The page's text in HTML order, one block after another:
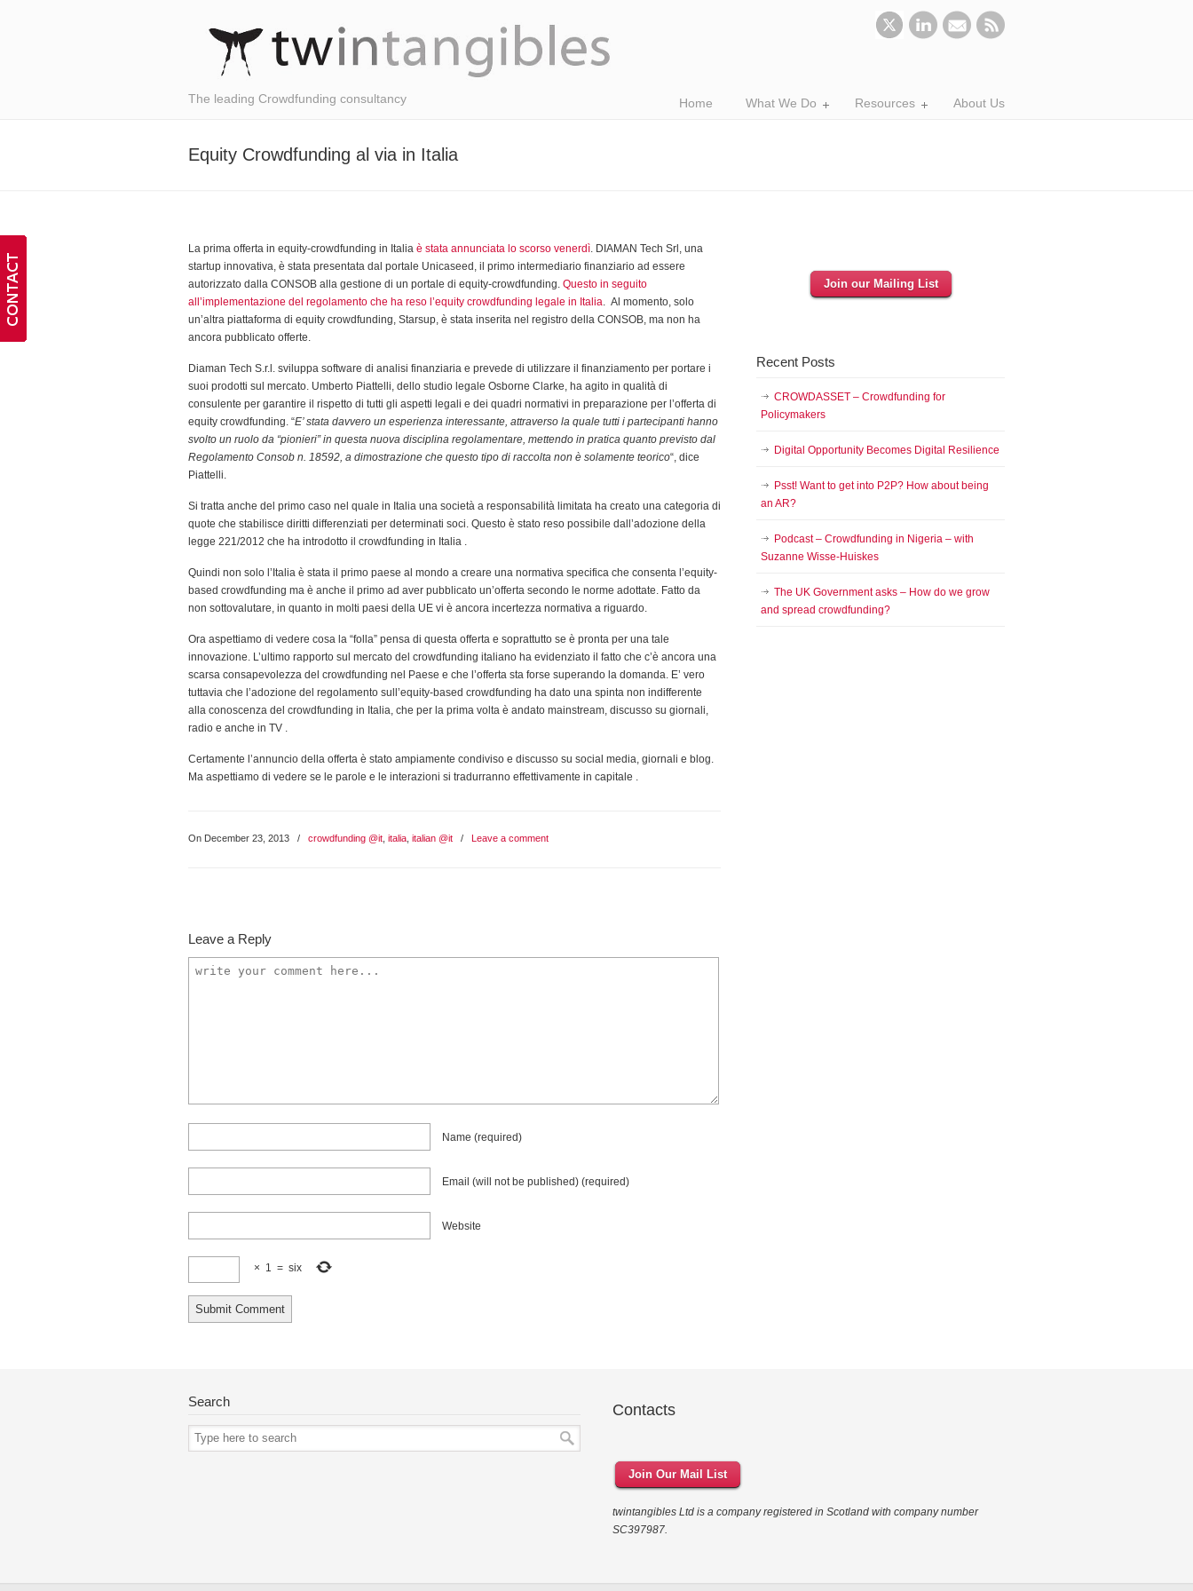
The leading Crowdfunding consultancy Home What We Do Resources About Us
Equity Crowdfunding al via in Italia
La prima offerta in equity-crowdfunding in Italia è stata annunciata lo scorso venerdì. DIAMAN Tech Srl, una
startup innovativa, è stata presentata dal portale Unicaseed, il primo intermediario finanziario ad essere
autorizzato dalla CONSOB alla gestione di un portale di equity-crowdfunding. Questo in seguito
all’implementazione del regolamento che ha reso l’equity crowdfunding legale in Italia. Al momento, solo
un’altra piattaforma di equity crowdfunding, Starsup, è stata inserita nel registro della CONSOB, ma non ha
ancora pubblicato offerte.
Diaman Tech S.r.l. sviluppa software di analisi finanziaria e prevede di utilizzare il finanziamento per portare i
suoi prodotti sul mercato. Umberto Piattelli, dello studio legale Osborne Clarke, ha agito in qualità di
consulente per garantire il rispetto di tutti gli aspetti legali e dei quadri normativi in preparazione per l’offerta di
equity crowdfunding. “E’ stata davvero un esperienza interessante, attraverso la quale tutti i partecipanti hanno
svolto un ruolo da “pionieri” in questa nuova disciplina regolamentare, mettendo in pratica quanto previsto dal
Regolamento Consob n. 18592, a dimostrazione che questo tipo di raccolta non è solamente teorico“, dice
Piattelli.
Si tratta anche del primo caso nel quale in Italia una società a responsabilità limitata ha creato una categoria di
quote che stabilisce diritti differenziati per determinati soci. Questo è stato reso possibile dall’adozione della
legge 221/2012 che ha introdotto il crowdfunding in Italia .
Quindi non solo l’Italia è stata il primo paese al mondo a creare una normativa specifica che consenta l’equity-
based crowdfunding ma è anche il primo ad aver pubblicato un’offerta secondo le norme adottate. Fatto da
non sottovalutare, in quanto in molti paesi della UE vi è ancora incertezza normativa a riguardo.
Ora aspettiamo di vedere cosa la “folla” pensa di questa offerta e soprattutto se è pronta per una tale
innovazione. L’ultimo rapporto sul mercato del crowdfunding italiano ha evidenziato il fatto che c’è ancora una
scarsa consapevolezza del crowdfunding nel Paese e che l’offerta sta forse superando la domanda. E’ vero
tuttavia che l’adozione del regolamento sull’equity-based crowdfunding ha dato una spinta non indifferente
alla conoscenza del crowdfunding in Italia, che per la prima volta è andato mainstream, discusso su giornali,
radio e anche in TV .
Certamente l’annuncio della offerta è stato ampiamente condiviso e discusso su social media, giornali e blog.
Ma aspettiamo di vedere se le parole e le interazioni si tradurranno effettivamente in capitale .
On December 23, 2013 / crowdfunding @it italia italian @it / Leave a comment
Leave a Reply
Name (required)
Email (will not be published) (required)
Website
× 1 = six
Join our Mailing List
Recent Posts
CROWDASSET – Crowdfunding for
Policymakers
Digital Opportunity Becomes Digital Resilience
Psst! Want to get into P2P? How about being
an AR?
Podcast – Crowdfunding in Nigeria – with
Suzanne Wisse-Huiskes
The UK Government asks – How do we grow
and spread crowdfunding?
Search Contacts
Join Our Mail List
twintangibles Ltd is a company registered in Scotland with company number
SC397987.